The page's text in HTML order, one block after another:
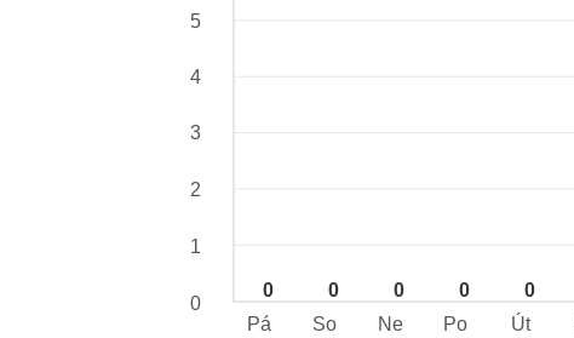
0 0 0 0 0
5
4
3
2
1
0
Pá
So Ne Po Út